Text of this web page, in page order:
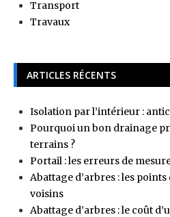
Transport
Travaux
ARTICLES RÉCENTS
Isolation par l’intérieur :
Pourquoi un bon drainage
terrains ?
Portail : les erreurs de
Abattage d’arbres : les
voisins
Abattage d’arbres : le coût